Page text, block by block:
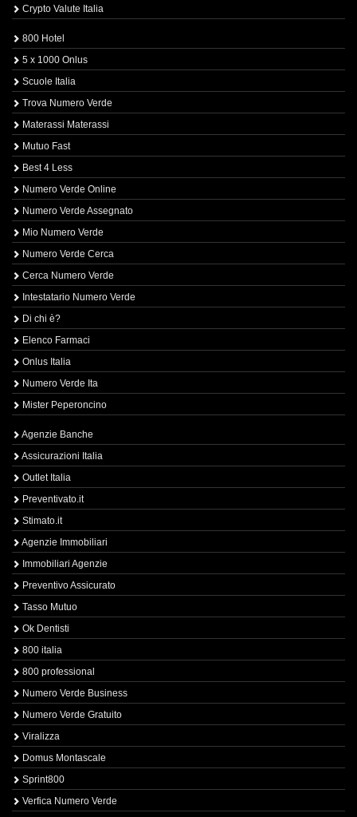
Crypto Valute Italia
800 Hotel
5 x 1000 Onlus
Scuole Italia
Trova Numero Verde
Materassi Materassi
Mutuo Fast
Best 4 Less
Numero Verde Online
Numero Verde Assegnato
Mio Numero Verde
Numero Verde Cerca
Cerca Numero Verde
Intestatario Numero Verde
Di chi è?
Elenco Farmaci
Onlus Italia
Numero Verde Ita
Mister Peperoncino
Agenzie Banche
Assicurazioni Italia
Outlet Italia
Preventivato.it
Stimato.it
Agenzie Immobiliari
Immobiliari Agenzie
Preventivo Assicurato
Tasso Mutuo
Ok Dentisti
800 italia
800 professional
Numero Verde Business
Numero Verde Gratuito
Viralizza
Domus Montascale
Sprint800
Verfica Numero Verde